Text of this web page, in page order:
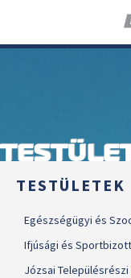
TESTÜLETEK
Egészségügyi és
Ifjúsági és
Józsai